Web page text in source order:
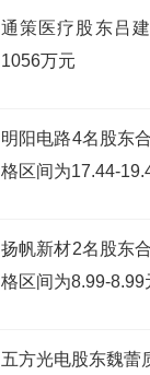
通策医疗股东吕
1056万元
明阳电路4名股东
格区间为17.44-
扬帆新材2名股东
格区间为8.99-8.99
五方光电股东魏蕾